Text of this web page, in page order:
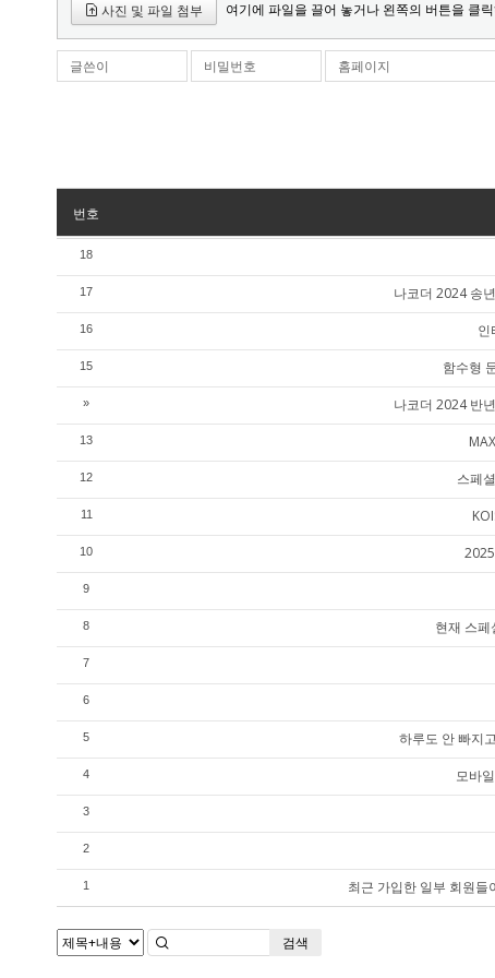
사진 및 파일 첨부 여기에 파일을 끌어 놓거나 왼쪽의 버튼을 클
글쓴이 비밀번호 홈페이지
번호
18
17 나코더 2024 송
16 인
15 함수형
» 나코더 2024 반
13
12 스페
11
10
9
8 현재 스
7
6
5 하루도 안 빠지
4 모바
3
2
1 최근 가입한 일부 회원들
검색